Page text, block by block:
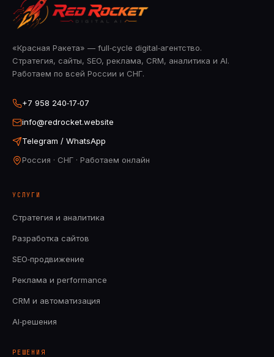
«Красная Ракета» — full‑cycle digital‑агентство.
Стратегия, сайты, SEO, реклама, CRM, аналитика и AI.
Работаем по всей России и СНГ.
+7 958 240‑17‑07
info@redrocket.website
Telegram / WhatsApp
Россия · СНГ · Работаем онлайн
УСЛУГИ
Стратегия и аналитика
Разработка сайтов
SEO‑продвижение
Реклама и performance
CRM и автоматизация
AI‑решения
РЕШЕНИЯ